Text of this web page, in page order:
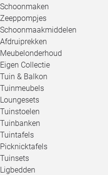
Schoonmaken
Zeeppompjes
Schoonmaakmiddelen
Afdruiprekken
Meubelonderhoud
Eigen Collectie
Tuin & Balkon
Tuinmeubels
Loungesets
Tuinstoelen
Tuinbanken
Tuintafels
Picknicktafels
Tuinsets
Ligbedden